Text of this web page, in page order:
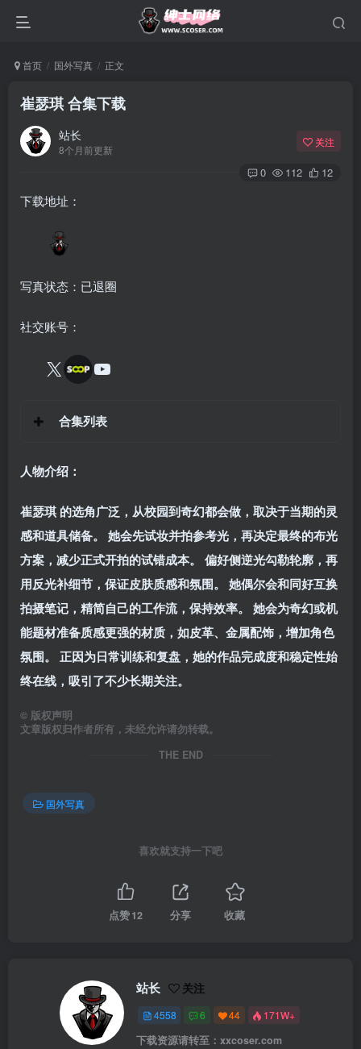
首页 国外写真 正文
崔瑟琪 合集下载
站长
8个月前更新
关注
0 112 12
下载地址：
写真状态：已退圈
社交账号：
合集列表
人物介绍：
崔瑟琪 的选角广泛，从校园到奇幻都会做，取决于当期的灵
感和道具储备。 她会先试妆并拍参考光，再决定最终的布光
方案，减少正式开拍的试错成本。 偏好侧逆光勾勒轮廓，再
用反光补细节，保证皮肤质感和氛围。 她偶尔会和同好互换
拍摄笔记，精简自己的工作流，保持效率。 她会为奇幻或机
能题材准备质感更强的材质，如皮革、金属配饰，增加角色
氛围。 正因为日常训练和复盘，她的作品完成度和稳定性始
终在线，吸引了不少长期关注。
© 版权声明
文章版权归作者所有，未经允许请勿转载。
THE END
国外写真
喜欢就支持一下吧
点赞12 分享 收藏
站长 关注
4558 6 44 171W+
下载资源请转至：xxcoser.com